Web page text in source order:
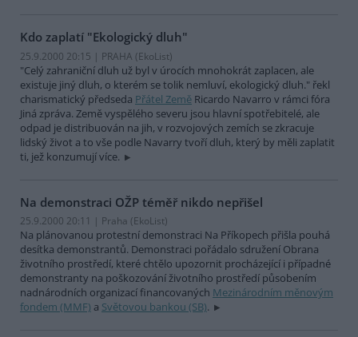
Kdo zaplatí "Ekologický dluh"
25.9.2000 20:15 | PRAHA (EkoList)
"Celý zahraniční dluh už byl v úrocích mnohokrát zaplacen, ale
existuje jiný dluh, o kterém se tolik nemluví, ekologický dluh." řekl
charismatický předseda Přátel Země Ricardo Navarro v rámci fóra
Jiná zpráva. Země vyspělého severu jsou hlavní spotřebitelé, ale
odpad je distribuován na jih, v rozvojových zemích se zkracuje
lidský život a to vše podle Navarry tvoří dluh, který by měli zaplatit
ti, jež konzumují více.
Na demonstraci OŽP téměř nikdo nepřišel
25.9.2000 20:11 | Praha (EkoList)
Na plánovanou protestní demonstraci Na Příkopech přišla pouhá
desítka demonstrantů. Demonstraci pořádalo sdružení Obrana
životního prostředí, které chtělo upozornit procházející i případné
demonstranty na poškozování životního prostředí působením
nadnárodních organizací financovaných Mezinárodním měnovým
fondem (MMF) a Světovou bankou (SB).